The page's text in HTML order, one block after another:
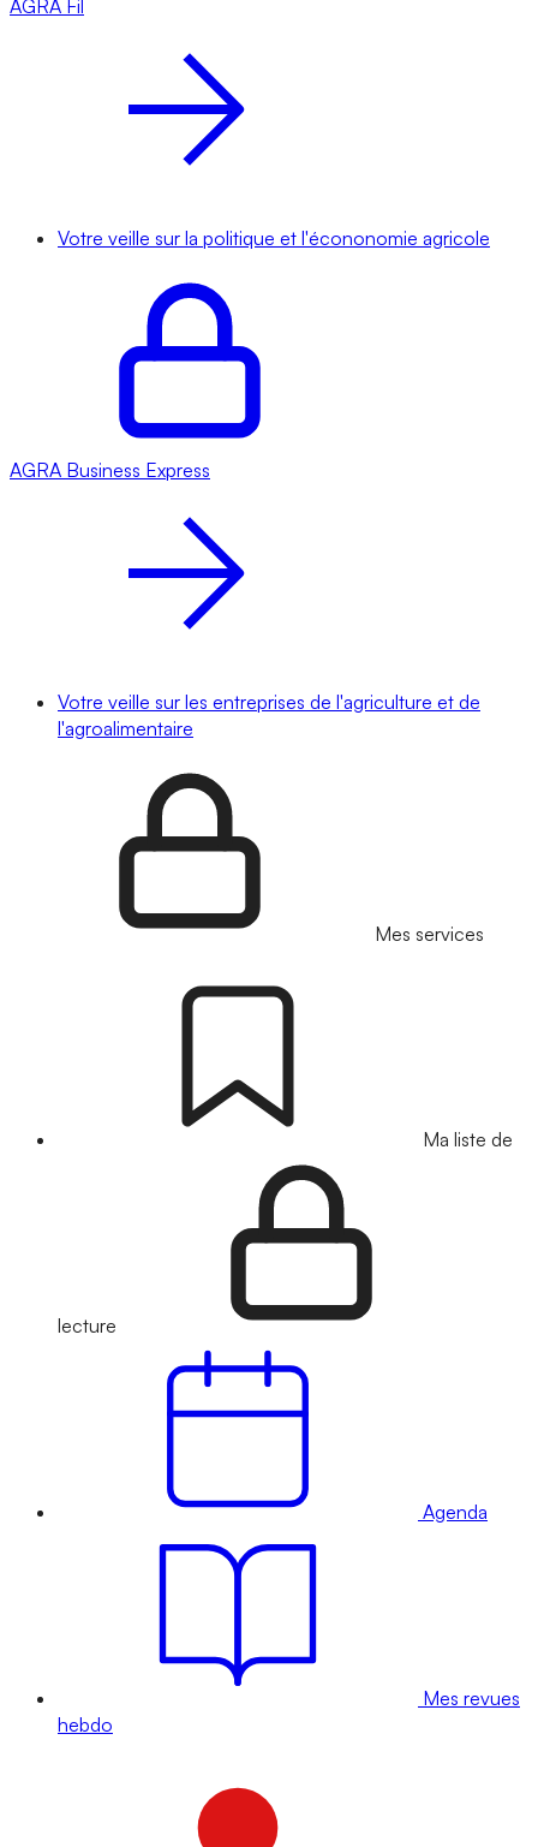
AGRA Fil
Votre veille sur la politique et l'écononomie agricole
AGRA Business Express
Votre veille sur les entreprises de l'agriculture et de
l'agroalimentaire
Mes services
Ma liste de
lecture
Agenda
Mes revues
hebdo